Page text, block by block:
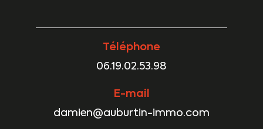
Téléphone
06.19.02.53.98
E-mail
damien@auburtin-immo.com